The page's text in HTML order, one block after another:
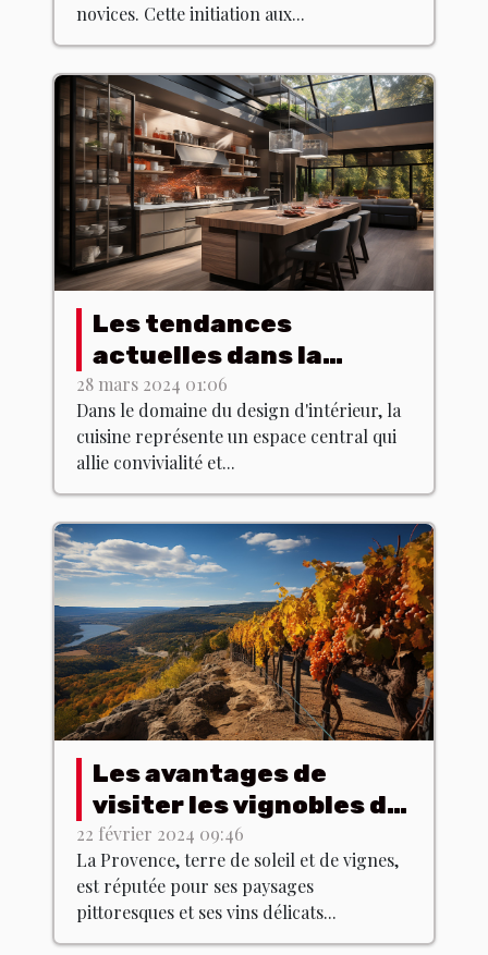
novices. Cette initiation aux...
Les tendances
actuelles dans la
conception de cuisines
modernes : Comment
allier fonctionnalité et
28 mars 2024 01:06
Dans le domaine du design d'intérieur, la
cuisine représente un espace central qui
allie convivialité et...
Les avantages de
visiter les vignobles de
Provence hors saison
22 février 2024 09:46
La Provence, terre de soleil et de vignes,
est réputée pour ses paysages
pittoresques et ses vins délicats...